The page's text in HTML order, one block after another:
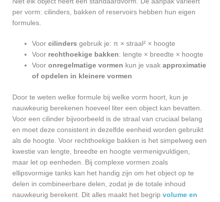
per vorm: cilinders, bakken of reservoirs hebben hun eigen
formules.
Voor cilinders gebruik je: π × straal² × hoogte
Voor rechthoekige bakken: lengte × breedte × hoogte
Voor onregelmatige vormen kun je vaak approximatie
of opdelen in kleinere vormen
Door te weten welke formule bij welke vorm hoort, kun je
nauwkeurig berekenen hoeveel liter een object kan bevatten.
Voor een cilinder bijvoorbeeld is de straal van cruciaal belang
en moet deze consistent in dezelfde eenheid worden gebruikt
als de hoogte. Voor rechthoekige bakken is het simpelweg een
kwestie van lengte, breedte en hoogte vermenigvuldigen,
maar let op eenheden. Bij complexe vormen zoals
ellipsvormige tanks kan het handig zijn om het object op te
delen in combineerbare delen, zodat je de totale inhoud
nauwkeurig berekent. Dit alles maakt het begrip volume en